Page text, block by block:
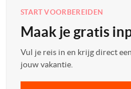
START VOORBEREIDEN
Maak je gratis
Vul je reis in en krijg direct
jouw vakantie.